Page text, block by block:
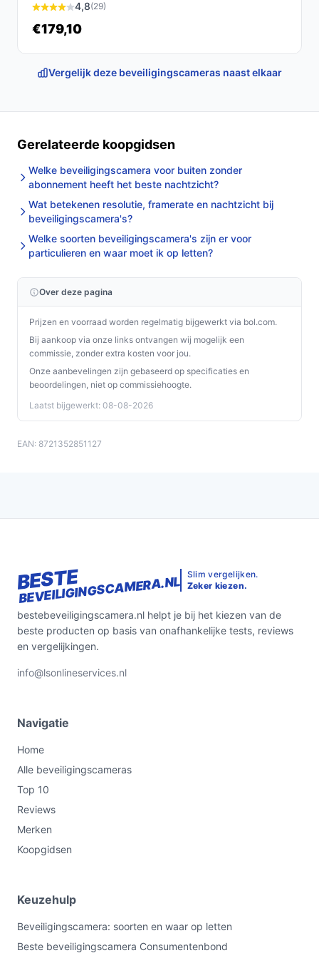
4,8(29)
€179,10
Vergelijk deze beveiligingscameras naast elkaar
Gerelateerde koopgidsen
Welke beveiligingscamera voor buiten zonder
abonnement heeft het beste nachtzicht?
Wat betekenen resolutie, framerate en nachtzicht bij
beveiligingscamera's?
Welke soorten beveiligingscamera's zijn er voor
particulieren en waar moet ik op letten?
Over deze pagina
Prijzen en voorraad worden regelmatig bijgewerkt via bol.com.
Bij aankoop via onze links ontvangen wij mogelijk een
commissie, zonder extra kosten voor jou.
Onze aanbevelingen zijn gebaseerd op specificaties en
beoordelingen, niet op commissiehoogte.
Laatst bijgewerkt: 08-08-2026
EAN: 8721352851127
BESTE
BEVEILIGINGSCAMERA.NL Slim vergelijken.
Zeker kiezen.
bestebeveiligingscamera.nl helpt je bij het kiezen van de
beste producten op basis van onafhankelijke tests, reviews
en vergelijkingen.
info@lsonlineservices.nl
Navigatie
Home
Alle beveiligingscameras
Top 10
Reviews
Merken
Koopgidsen
Keuzehulp
Beveiligingscamera: soorten en waar op letten
Beste beveiligingscamera Consumentenbond